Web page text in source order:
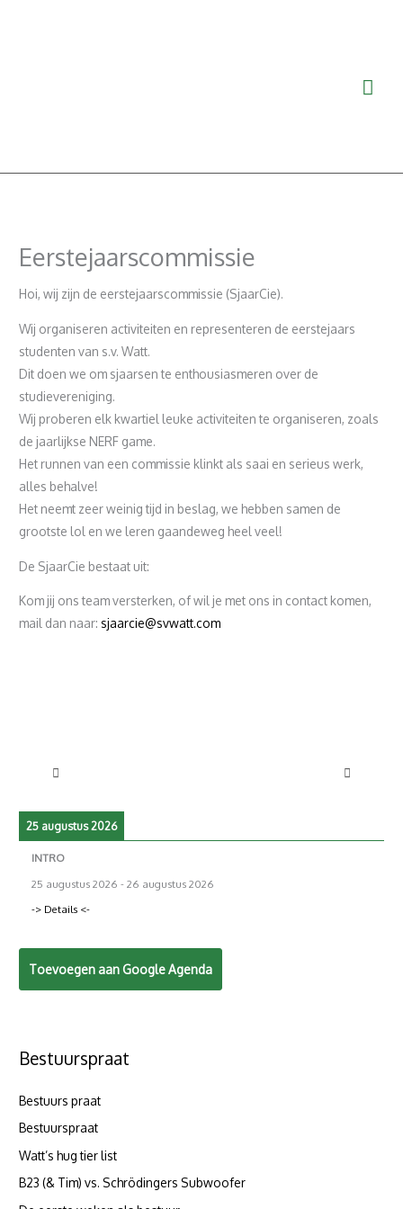
Eerstejaarscommissie
Hoi, wij zijn de eerstejaarscommissie (SjaarCie).
Wij organiseren activiteiten en representeren de eerstejaars
studenten van s.v. Watt.
Dit doen we om sjaarsen te enthousiasmeren over de
studievereniging.
Wij proberen elk kwartiel leuke activiteiten te organiseren, zoals
de jaarlijkse NERF game.
Het runnen van een commissie klinkt als saai en serieus werk,
alles behalve!
Het neemt zeer weinig tijd in beslag, we hebben samen de
grootste lol en we leren gaandeweg heel veel!
De SjaarCie bestaat uit:
Kom jij ons team versterken, of wil je met ons in contact komen,
mail dan naar:sjaarcie@svwatt.com
25 augustus 2026
INTRO
25 augustus 2026 -26 augustus 2026
-> Details <-
Toevoegen aan Google Agenda
Bestuurspraat
Bestuurs praat
Bestuurspraat
Watt’s hug tier list
B23 (& Tim) vs. Schrödingers Subwoofer